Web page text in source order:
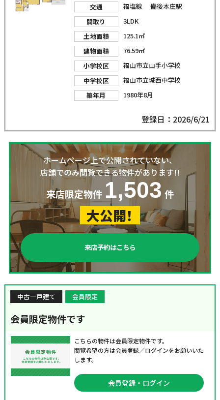
交通
福塩線 備後本庄駅
間取り
3LDK
土地面積
125.1㎡
建物面積
76.59㎡
小学校区
福山市立山手小学校
中学校区
福山市立城西中学校
築年月
1980年8月
登録日：2026/6/21
ホームページ上で公開されていない、
店舗でのみ閲覧できる物件があります!!
来店限定物件 1,503 件
大公開！
来店予約はこちら
中古一戸建て 会員限定
会員限定物件です
こちらの物件は会員限定物件です。
閲覧希望の方は会員登録／ログインをお願いいた
します。
会員登録・ログイン